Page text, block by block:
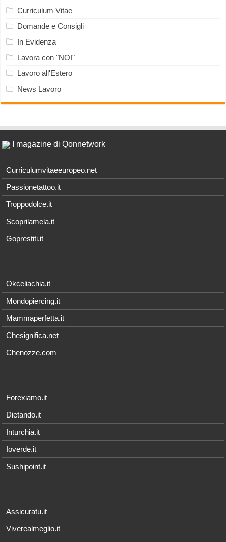
Curriculum Vitae
Domande e Consigli
In Evidenza
Lavora con "NOI"
Lavoro all'Estero
News Lavoro
I magazine di Qonnetwork
Curriculumvitaeeuropeo.net
Passionetattoo.it
Troppodolce.it
Scoprilamela.it
Goprestiti.it
Okceliachia.it
Mondopiercing.it
Mammaperfetta.it
Chesignifica.net
Chenozze.com
Forexiamo.it
Dietando.it
Inturchia.it
Ioverde.it
Sushipoint.it
Assicuratu.it
Viverealmeglio.it